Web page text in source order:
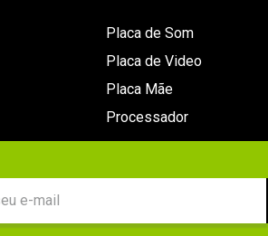
Placa de Som
Placa de Video
Placa Mãe
Processador